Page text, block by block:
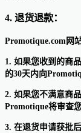
4. 退货退款：
Promotique.com网
1. 如果您收到的商
的30天内向
2. 如果您不满意商
Promotique将审查
3. 在退货申请获批